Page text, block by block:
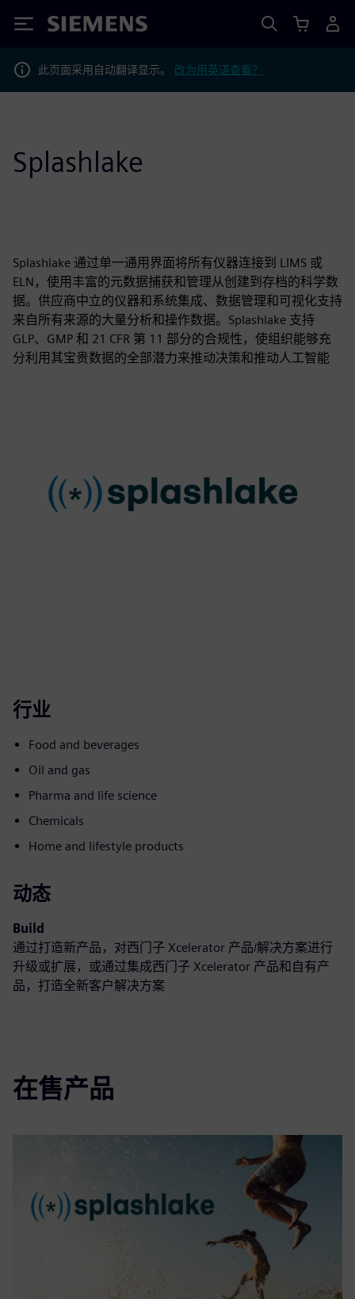
Siemens
此页面采用自动翻译显示。 改为用英语查看？
Splashlake
Splashlake 通过单一通用界面将所有仪器连接到 LIMS 或
ELN，使用丰富的元数据捕获和管理从创建到存档的科学数
据。供应商中立的仪器和系统集成、数据管理和可视化支持
来自所有来源的大量分析和操作数据。Splashlake 支持
GLP、GMP 和 21 CFR 第 11 部分的合规性，使组织能够充
分利用其宝贵数据的全部潜力来推动决策和推动人工智能
行业
Food and beverages
Oil and gas
Pharma and life science
Chemicals
Home and lifestyle products
动态
Build
通过打造新产品，对西门子 Xcelerator 产品/解决方案进行
升级或扩展，或通过集成西门子 Xcelerator 产品和自有产
品，打造全新客户解决方案
在售产品